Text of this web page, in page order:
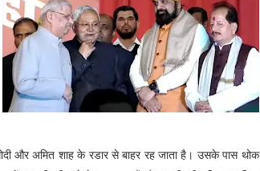
और अमित शाह के रडार से बाहर रह जाता है। उसके पास थोक